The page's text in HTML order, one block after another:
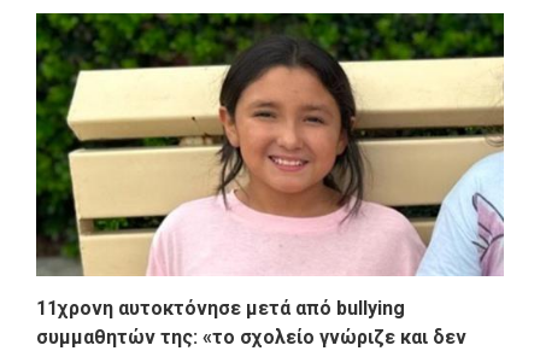
11χρονη αυτοκτόνησε μετά από bullying
συμμαθητών της: «το σχολείο γνώριζε και δεν